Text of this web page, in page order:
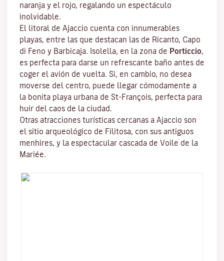
naranja y el rojo, regalando un espectáculo
inolvidable.
El litoral de Ajaccio cuenta con innumerables
playas, entre las que destacan las de Ricanto, Capo
di Feno y Barbicaja. Isolella, en la zona de Porticcio,
es perfecta para darse un refrescante baño antes de
coger el avión de vuelta. Si, en cambio, no desea
moverse del centro, puede llegar cómodamente a
la bonita playa urbana de St-François, perfecta para
huir del caos de la ciudad.
Otras atracciones turísticas cercanas a Ajaccio son
el sitio arqueológico de Filitosa, con sus antiguos
menhires, y la espectacular cascada de Voile de la
Mariée.